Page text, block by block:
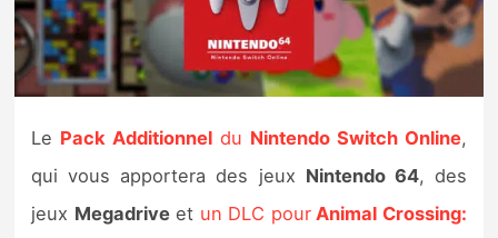
Tests et previews
Tests de jeux
Tests d’accessoires
Autres tests
Le Pack Additionnel du Nintendo Switch Online,
qui vous apportera des jeux Nintendo 64, des
jeux Megadriveet un DLC pourAnimal Crossing: